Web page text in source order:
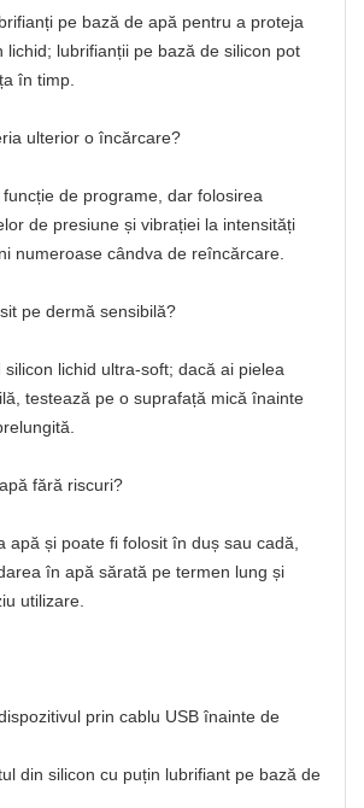
pe bază de apă pentru a proteja
lichid; lubrifianții pe bază de silicon pot
în timp.
ulterior o încărcare?
de programe, dar folosirea
de presiune și vibrației la intensități
numeroase cândva de reîncărcare.
pe dermă sensibilă?
silicon lichid ultra-soft; dacă ai pielea
testează pe o suprafață mică înainte
fără riscuri?
apă și poate fi folosit în duș sau cadă,
în apă sărată pe termen lung și
utilizare.
prin cablu USB înainte de
din silicon cu puțin lubrifiant pe bază de